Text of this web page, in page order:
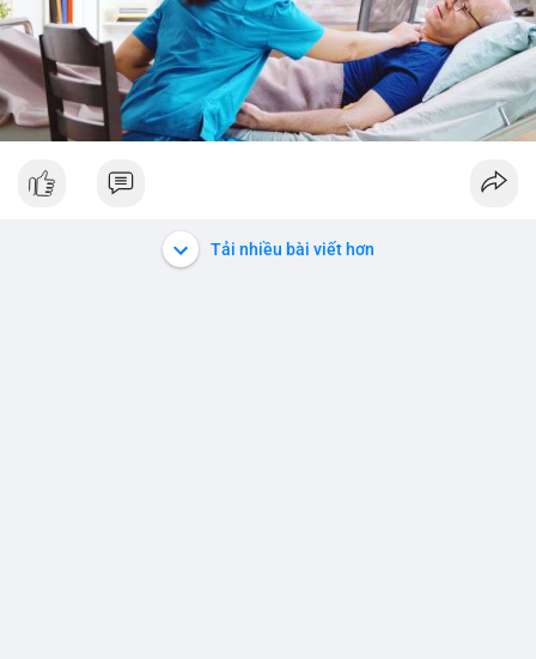
Tải nhiều bài viết hơn